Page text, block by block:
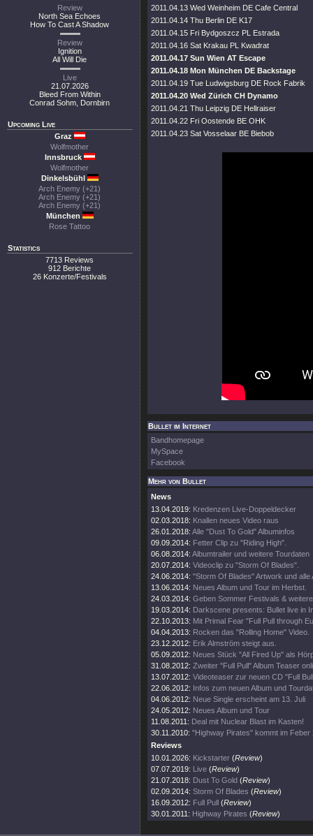
Review
North Sea Echoes
How To Cast A Shadow
Review
Ignition
All Will Die
Live
21.07.2026
Bleed From Within
Conrad Sohm, Dornbirn
Upcoming Live
Graz
Wolfmother
Innsbruck
Wolfmother
Dinkelsbühl
Arch Enemy (+21)
Arch Enemy (+21)
Arch Enemy (+21)
München
Rose Tattoo
Statistics
7713 Reviews
912 Berichte
26 Konzerte/Festivals
2011.04.13 Wed Weinheim DE Cafe Central
2011.04.14 Thu Berlin DE K17
2011.04.15 Fri Bydgoszcz PL Estrada
2011.04.16 Sat Krakau PL Kwadrat
2011.04.17 Sun Wien AT Escape
2011.04.18 Mon München DE Backstage
2011.04.19 Tue Ludwigsburg DE Rock Fabrik
2011.04.20 Wed Zürich CH Dynamo
2011.04.21 Thu Leipzig DE Hellraiser
2011.04.22 Fri Oostende BE OHK
2011.04.23 Sat Vosselaar BE Biebob
Bullet im Internet
Bandhomepage
MySpace
Facebook
Mehr von Bullet
News
13.04.2019: Kredenzen Live-Doppeldecker
02.03.2018: Knallen neues Video raus
26.01.2018: Alle "Dust To Gold" Albuminfos
09.09.2014: Fetter Clip zu "Riding High".
06.08.2014: Albumtrailer und weitere Tourdaten
20.07.2014: Videoclip zu "Storm Of Blades".
24.06.2014: "Storm Of Blades" Artwork und alle
13.06.2014: Neues Album und Tour im Herbst.
24.03.2014: Geben Sommer Festivals &
19.03.2014: Darkscene presents: Bullet live in
22.10.2013: Mit Primal Fear "Full Pull through
04.04.2013: Rocken das "Rolling Home" Video.
23.12.2012: Erik Almström steigt aus.
05.09.2012: Neues Stück "All Fired Up" als
31.08.2012: Zweiter "Full Pull" Album Teaser
13.07.2012: Videoteaser zur neuen CD "Full
22.06.2012: Infos zum neuen Album und
04.06.2012: Neue Single erscheint am 13. Juli
24.05.2012: Neues Album und Tour
11.08.2011: Deal mit Nuclear Blast im Kasten!
30.11.2010: "Highway Pirates" kommt im Feber
Reviews
10.01.2026: Kickstarter (Review)
07.07.2019: Live (Review)
21.07.2018: Dust To Gold (Review)
02.09.2014: Storm Of Blades (Review)
16.09.2012: Full Pull (Review)
30.01.2011: Highway Pirates (Review)